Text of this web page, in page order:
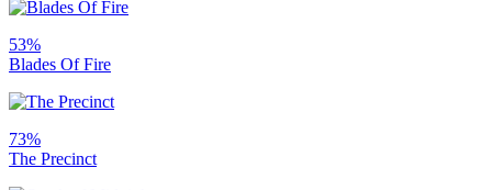
53%
Blades Of Fire
73%
The Precinct